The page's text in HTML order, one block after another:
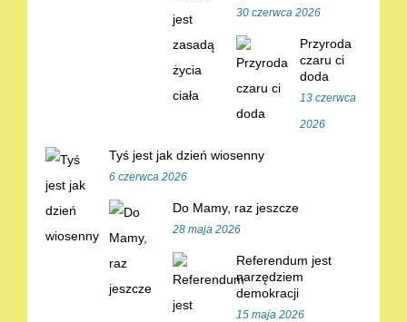
30 czerwca 2026
Przyroda
czaru ci
doda
13 czerwca
2026
Tyś jest jak dzień wiosenny
6 czerwca 2026
Do Mamy, raz jeszcze
28 maja 2026
Referendum jest
narzędziem
demokracji
15 maja 2026